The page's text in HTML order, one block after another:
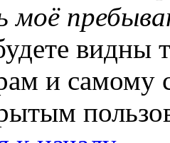
моё
видны
и самому